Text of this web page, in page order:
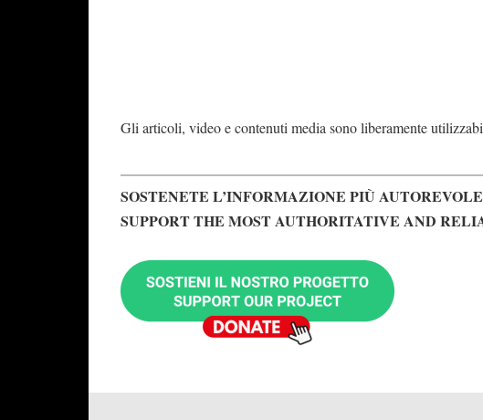
Gli articoli, video e contenuti media sono liberamente
SOSTENETE L’INFORMAZIONE PIÙ
SUPPORT THE MOST AUTHORITATIVE AND